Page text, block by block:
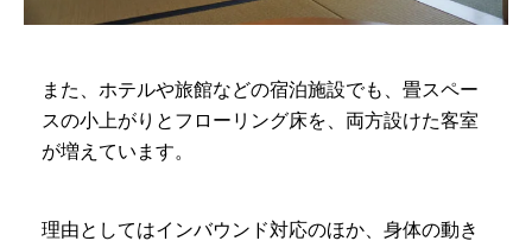
また、ホテルや旅館などの宿泊施設でも、畳スペー
スの小上がりとフローリング床を、両方設けた客室
が増えています。
理由としてはインバウンド対応のほか、身体の動き